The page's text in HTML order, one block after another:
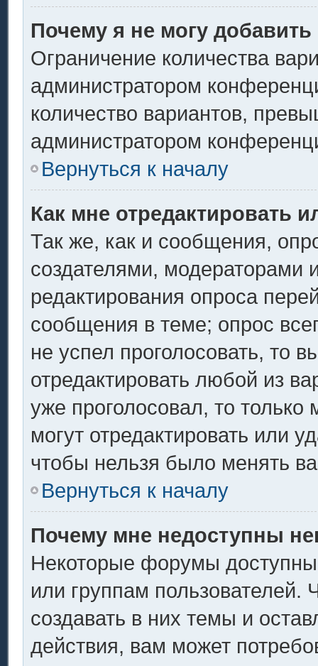
Почему я не могу
Ограничение количества
администратором
количество вариантов,
администратором
Вернуться к началу
Как мне отредактировать
Так же, как и сообщения,
создателями, модераторами
редактирования опроса
сообщения в теме; опрос
не успел проголосовать, то
отредактировать любой из
уже проголосовал, то
могут отредактировать или
чтобы нельзя было менять
Вернуться к началу
Почему мне недоступны
Некоторые форумы
или группам
создавать в них темы и
действия, вам может